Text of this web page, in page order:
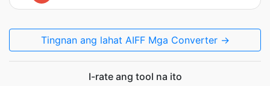
Tingnan ang lahat AIFF Mga Converter →
I-rate ang tool na ito